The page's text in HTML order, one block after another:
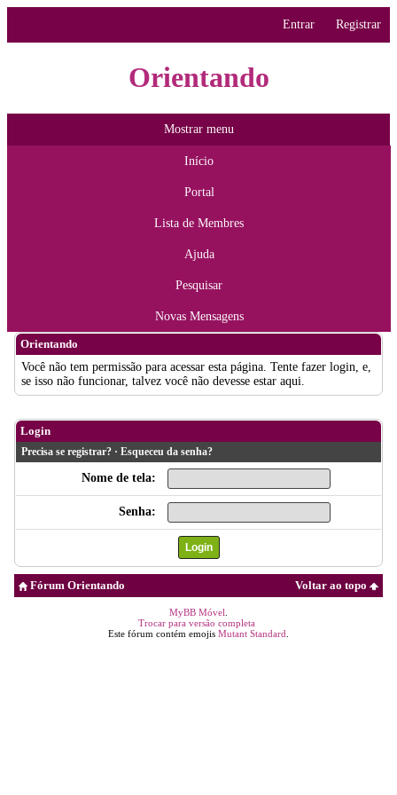
Entrar Registrar
Orientando
Mostrar menu
Início
Portal
Lista de Membres
Ajuda
Pesquisar
Novas Mensagens
Orientando
Você não tem permissão para acessar esta página. Tente fazer login, e,
se isso não funcionar, talvez você não devesse estar aqui.
Login
Precisa se registrar? · Esqueceu da senha?
Nome de tela:
Senha:
Voltar ao topo
Fórum Orientando
MyBB Móvel
Trocar para versão completa
Este fórum contém emojis Mutant Standard